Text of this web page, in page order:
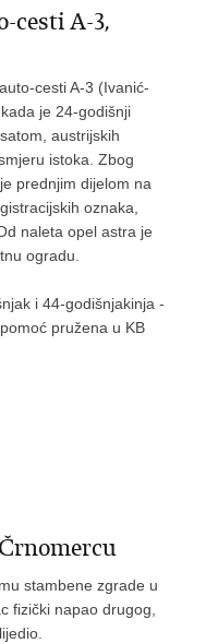
cesti A-3,
cesti A-3 (Ivanić-
je 24-godišnji
austrijskih
istoka. Zbog
prednjim dijelom na
oznaka,
naleta opel astra je
ogradu.
i 44-godišnjakinja -
pružena u KB
stambene zgrade u
fizički napao drugog,